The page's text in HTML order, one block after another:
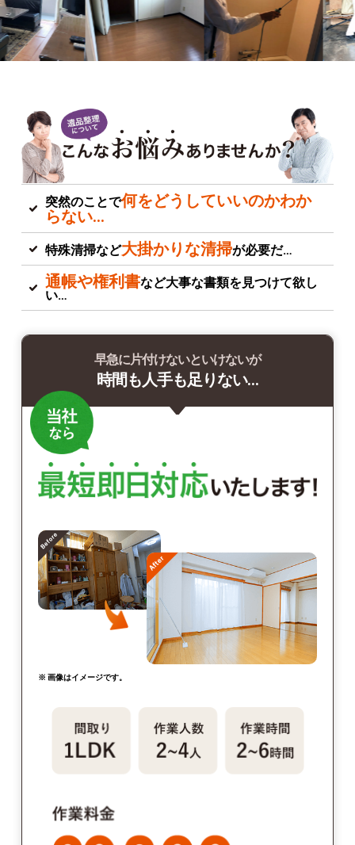
突然のことで何をどうしていいのかわか
らない…
特殊清掃など大掛かりな清掃が必要だ…
通帳や権利書など大事な書類を見つけて欲し
い…
早急に片付けないといけないが
時間も人手も足りない…
※ 画像はイメージです。